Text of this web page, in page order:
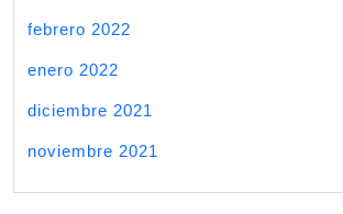
febrero 2022
enero 2022
diciembre 2021
noviembre 2021